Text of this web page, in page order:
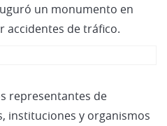
un monumento en
accidentes de tráfico.
representantes de
instituciones y organismos